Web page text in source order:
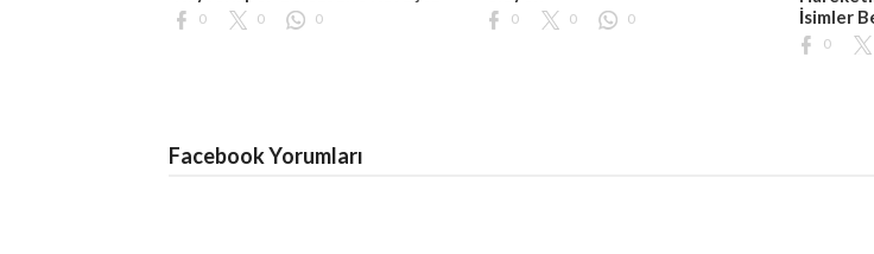
0 0 0 0 0 0
İsimler
0
Facebook Yorumları